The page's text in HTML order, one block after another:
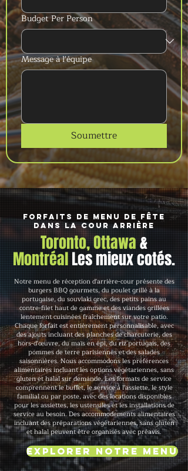
Budget Per Person
Message à l'équipe
Soumettre
Forfaits de menu de fête
dans la cour arrière
Toronto, Ottawa&
MontréalLes mieux cotés.
Notre menu de réception d'arrière-cour présente des
burgers BBQ gourmets, du poulet grillé à la
portugaise, du souvlaki grec, des petits pains au
contre-filet haut de gamme et des viandes grillées
lentement cuisinées fraîchement sur votre patio.
Chaque forfait est entièrement personnalisable, avec
des ajouts incluant des planches de charcuterie, des
hors-d'œuvre, du maïs en épi, du riz portugais, des
pommes de terre parisiennes et des salades
saisonnières. Nous accommodons les préférences
alimentaires incluant les options végétariennes, sans
gluten et halal sur demande. Les formats de service
comprennent le buffet, le service à l'assiette, le style
familial ou par poste, avec des locations disponibles
pour les assiettes, les ustensiles et les installations de
service au besoin. Des accommodements alimentaires
incluant des préparations végétariennes, sans gluten
et halal peuvent être organisés avec préavis.
Explorer notre menu